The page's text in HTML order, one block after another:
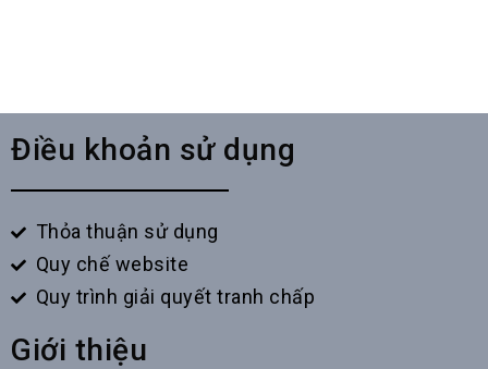
Điều khoản sử dụng
Thỏa thuận sử dụng
Quy chế website
Quy trình giải quyết tranh chấp
Giới thiệu